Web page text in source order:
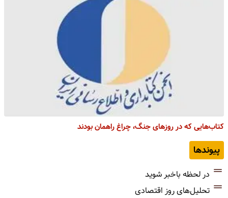
کتاب‌هایی که در روزهای جنگ، چراغ راهمان بودند
پیوندها
در لحظه باخبر شوید
تحلیل‌های روز اقتصادی